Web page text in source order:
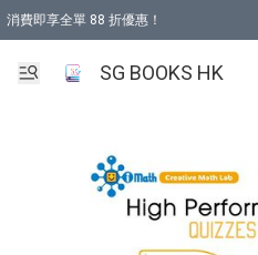
消費即享全單 88 折優惠！
SG BOOKS HK